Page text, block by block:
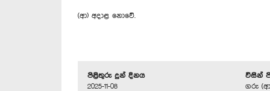
(ආ) අදාළ නොවේ.
පිළිතුරු දුන් දිනය
2025-11-08
විසින්
ගරු